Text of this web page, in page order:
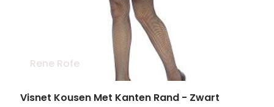
Rene Rofe
Visnet Kousen Met Kanten Rand - Zwart